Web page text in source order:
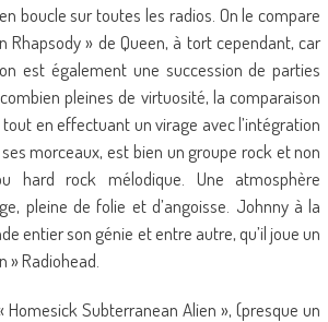
boucle sur toutes les radios. On le compare
Rhapsody » de Queen, à tort cependant, car
est également une succession de parties
pleines de virtuosité, la comparaison
tout en effectuant un virage avec l’intégration
morceaux, est bien un groupe rock et non
hard rock mélodique. Une atmosphère
pleine de folie et d’angoisse. Johnny à la
entier son génie et entre autre, qu’il joue un
» Radiohead.
Homesick Subterranean Alien », (presque un